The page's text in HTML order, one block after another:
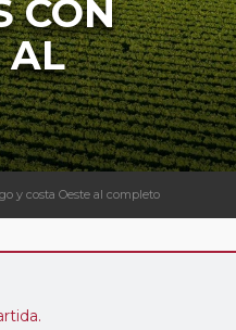
CON
AL
y costa Oeste al completo